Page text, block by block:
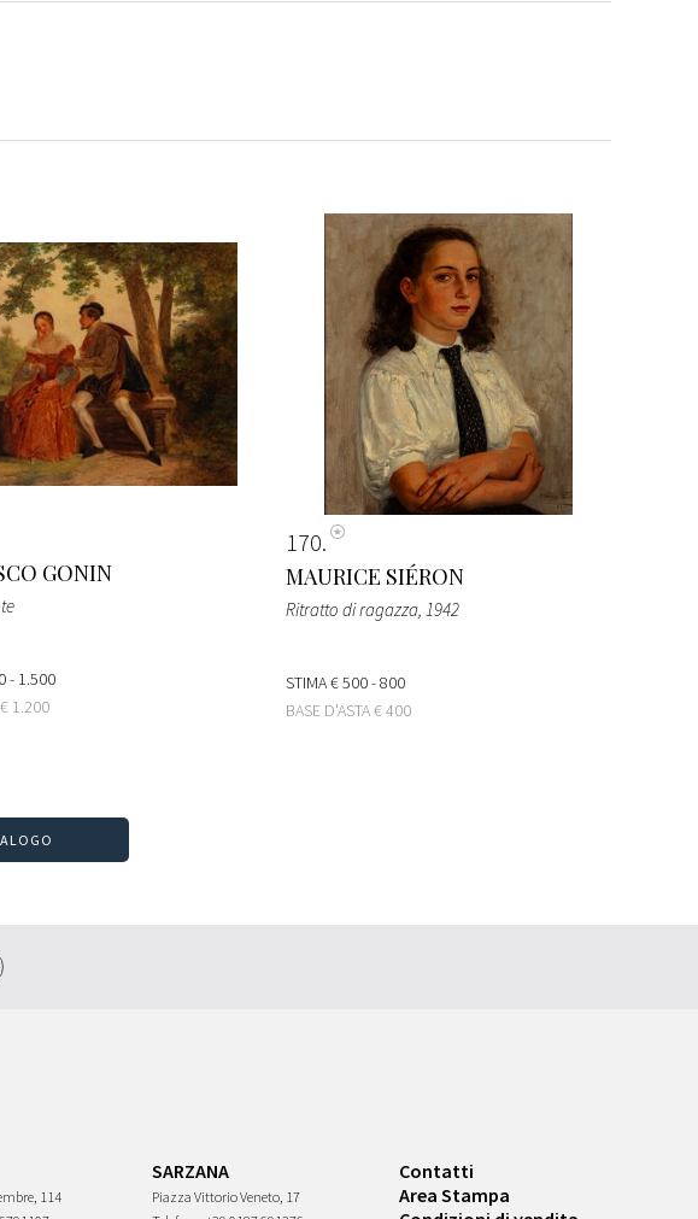
GONIN
- 1.500
€ 1.200
170
MAURICE SIÉRON
Ritratto di ragazza, 1942
STIMA€ 500 - 800
BASE D'ASTA€ 400
114
SARZANA
Piazza Vittorio Veneto, 17
Contatti
Area Stampa